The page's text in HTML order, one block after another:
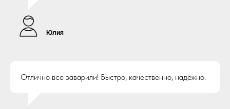
Юлия
Отлично все заварили! Быстро, качественно, надёжно.